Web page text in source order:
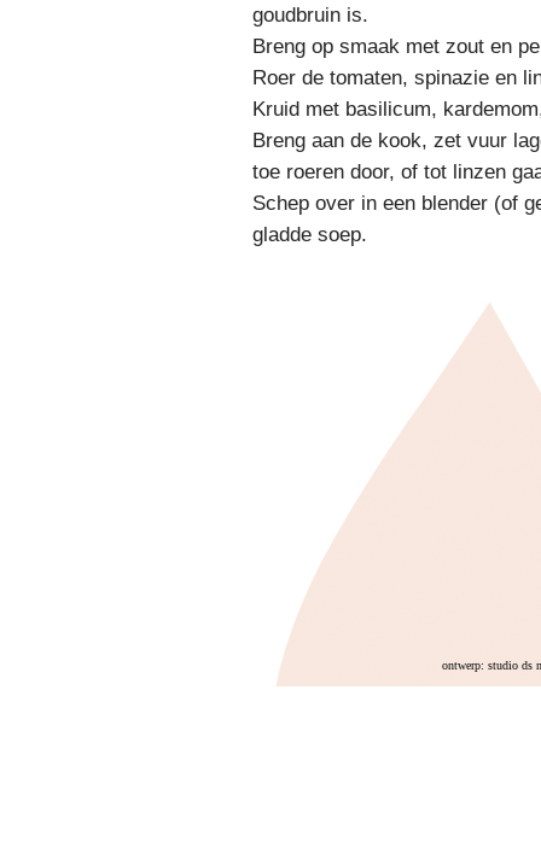
goudbruin is.
Breng op smaak met zout en
Roer de tomaten, spinazie en
Kruid met basilicum,
Breng aan de kook, zet vuur
toe roeren door, of tot linzen
Schep over in een blender (of
gladde soep.
ontwerp: studio ds